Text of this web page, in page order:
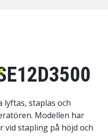
lyftas, staplas och
Modellen har
vid stapling på höjd och